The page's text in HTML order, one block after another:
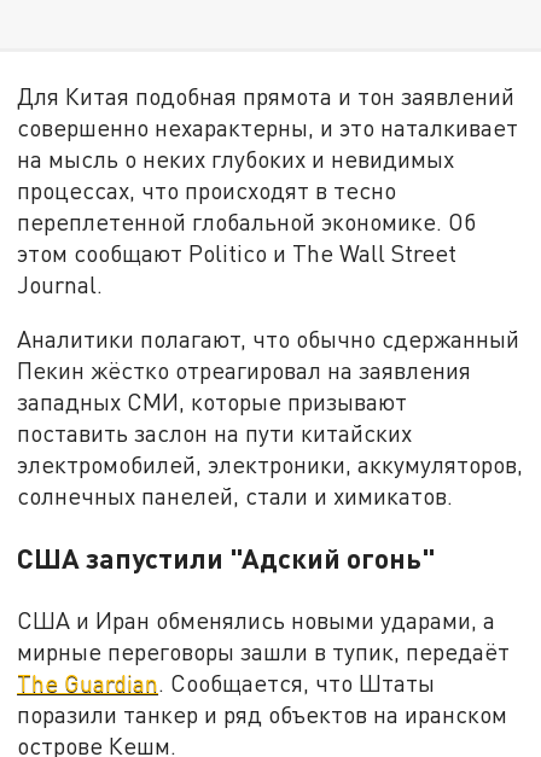
Для Китая подобная прямота и тон заявлений
совершенно нехарактерны, и это наталкивает
на мысль о неких глубоких и невидимых
процессах, что происходят в тесно
переплетенной глобальной экономике. Об
этом сообщают Politico и The Wall Street
Journal.
Аналитики полагают, что обычно сдержанный
Пекин жёстко отреагировал на заявления
западных СМИ, которые призывают
поставить заслон на пути китайских
электромобилей, электроники, аккумуляторов,
солнечных панелей, стали и химикатов.
США запустили "Адский огонь"
США и Иран обменялись новыми ударами, а
мирные переговоры зашли в тупик, передаёт
The Guardian. Сообщается, что Штаты
поразили танкер и ряд объектов на иранском
острове Кешм.